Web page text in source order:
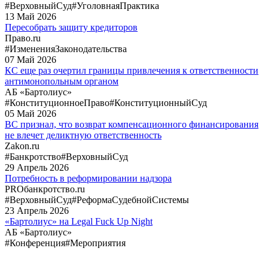
#ВерховныйСуд#УголовнаяПрактика
13 Май 2026
Пересобрать защиту кредиторов
Право.ru
#ИзмененияЗаконодательства
07 Май 2026
КС еще раз очертил границы привлечения к ответственности
антимонопольным органом
АБ «Бартолиус»
#КонституционноеПраво#КонституционныйСуд
05 Май 2026
ВС признал, что возврат компенсационного финансирования
не влечет деликтную ответственность
Zakon.ru
#Банкротство#ВерховныйСуд
29 Апрель 2026
Потребность в реформировании надзора
PROбанкротство.ru
#ВерховныйСуд#РеформаСудебнойСистемы
23 Апрель 2026
«Бартолиус» на Legal Fuck Up Night
АБ «Бартолиус»
#Конференция#Мероприятия